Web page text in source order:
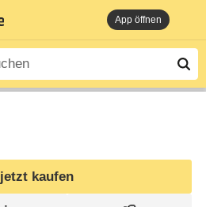
App öffnen
jetzt kaufen